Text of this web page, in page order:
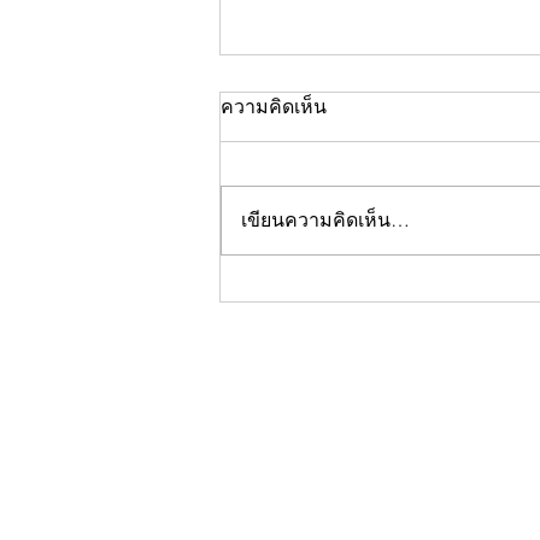
คอลัมน์"จับชีพจรวงการ
ความคิดเห็น
เขียนความคิดเห็น…